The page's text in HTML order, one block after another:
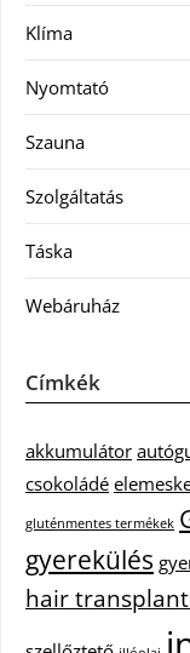
Klíma
Nyomtató
Szauna
Szolgáltatás
Táska
Webáruház
Címkék
akkumulátor
csokoládé
gluténmentes termékek
gyerekülés
hair